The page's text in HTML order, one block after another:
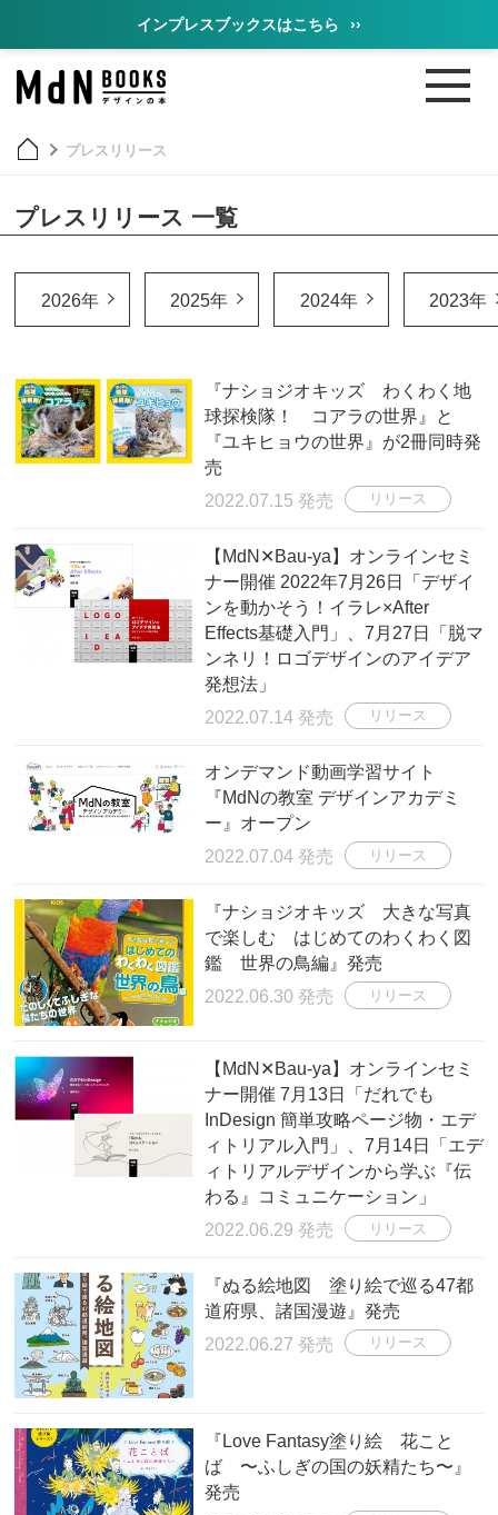
インプレスブックスはこちら ››
プレスリリース
プレスリリース 一覧
2026年 2025年 2024年 2023年
『ナショジオキッズ わくわく地
球探検隊！ コアラの世界』と
『ユキヒョウの世界』が2冊同時発
売
2022.07.15 発売
リリース
【MdN✕Bau-ya】オンラインセミ
ナー開催 2022年7月26日「デザイ
ンを動かそう！イラレ×After
Effects基礎入門」、7月27日「脱マ
ンネリ！ロゴデザインのアイデア
発想法」
2022.07.14 発売
リリース
オンデマンド動画学習サイト
『MdNの教室 デザインアカデミ
ー』オープン
2022.07.04 発売
リリース
『ナショジオキッズ 大きな写真
で楽しむ はじめてのわくわく図
鑑 世界の鳥編』発売
2022.06.30 発売
リリース
【MdN✕Bau-ya】オンラインセミ
ナー開催 7月13日「だれでも
InDesign 簡単攻略ページ物・エデ
ィトリアル入門」、7月14日「エデ
ィトリアルデザインから学ぶ『伝
わる』コミュニケーション」
2022.06.29 発売
リリース
『ぬる絵地図 塗り絵で巡る47都
道府県、諸国漫遊』発売
2022.06.27 発売
リリース
『Love Fantasy塗り絵 花こと
ば 〜ふしぎの国の妖精たち〜』
発売